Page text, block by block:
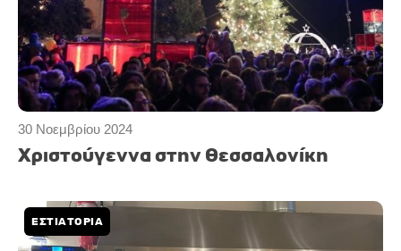
30 Νοεμβρίου 2024
Χριστούγεννα στην Θεσσαλονίκη
ΕΣΤΙΑΤΟΡΙΑ